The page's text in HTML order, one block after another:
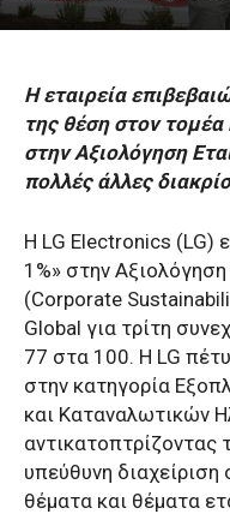
Η εταιρεία
της θέση στον τομέα
στην Αξιολόγηση
πολλές άλλες
Η LG Electronics (LG)
1%» στην
(Corporate
Global για τρίτη
77 στα 100. Η LG
στην κατηγορία
και Καταναλωτικών
αντικατοπτρίζοντας
υπεύθυνη διαχείριση
θέματα και θέματα